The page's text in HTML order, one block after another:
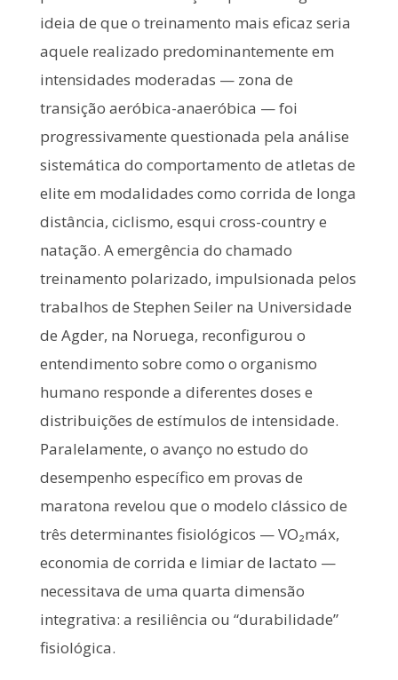
ideia de que o treinamento mais eficaz seria
aquele realizado predominantemente em
intensidades moderadas — zona de
transição aeróbica-anaeróbica — foi
progressivamente questionada pela análise
sistemática do comportamento de atletas de
elite em modalidades como corrida de longa
distância, ciclismo, esqui cross-country e
natação. A emergência do chamado
treinamento polarizado, impulsionada pelos
trabalhos de Stephen Seiler na Universidade
de Agder, na Noruega, reconfigurou o
entendimento sobre como o organismo
humano responde a diferentes doses e
distribuições de estímulos de intensidade.
Paralelamente, o avanço no estudo do
desempenho específico em provas de
maratona revelou que o modelo clássico de
três determinantes fisiológicos — VO₂máx,
economia de corrida e limiar de lactato —
necessitava de uma quarta dimensão
integrativa: a resiliência ou “durabilidade”
fisiológica.